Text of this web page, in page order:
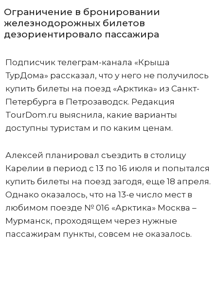
Ограничение в бронировании
железнодорожных билетов
дезориентировало пассажира
Подписчик телеграм-канала «Крыша
ТурДома» рассказал, что у него не получилось
купить билеты на поезд «Арктика» из Санкт-
Петербурга в Петрозаводск. Редакция
TourDom.ru выяснила, какие варианты
доступны туристам и по каким ценам.
Алексей планировал съездить в столицу
Карелии в период с 13 по 16 июля и попытался
купить билеты на поезд загодя, еще 18 апреля.
Однако оказалось, что на 13-е число мест в
любимом поезде № 016 «Арктика» Москва –
Мурманск, проходящем через нужные
пассажирам пункты, совсем не оказалось.